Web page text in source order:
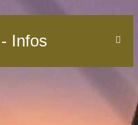

Infos